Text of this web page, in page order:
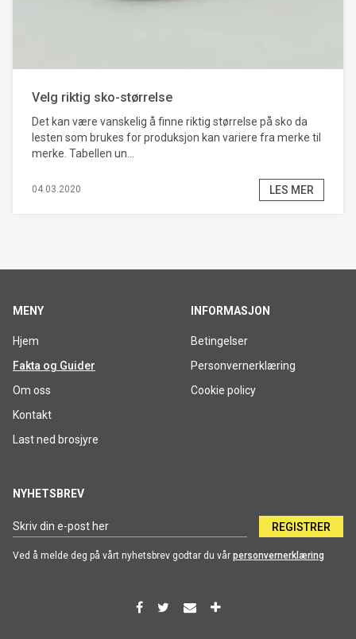
Velg riktig sko-størrelse
Det kan være vanskelig å finne riktig størrelse på sko da
lesten som brukes for produksjon kan variere fra merke til
merke. Tabellen un...
04.03.2020 LES MER
MENY
Hjem
Fakta og Guider
Om oss
Kontakt
Last ned brosjyre
INFORMASJON
Betingelser
Personvernerklæring
Cookie policy
NYHETSBREV
REGISTRER
Ved å melde deg på vårt nyhetsbrev godtar du vår personvernerklæring